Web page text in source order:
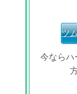
ツ
今ならハ